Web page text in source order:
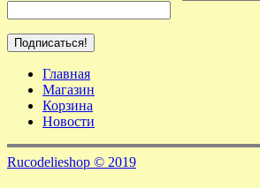
Главная
Магазин
Корзина
Новости
Rucodelieshop © 2019